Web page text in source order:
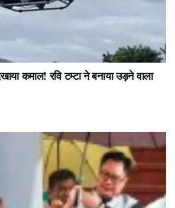
कमाल! रवि टम्टा ने बनाया उड़ने वाला